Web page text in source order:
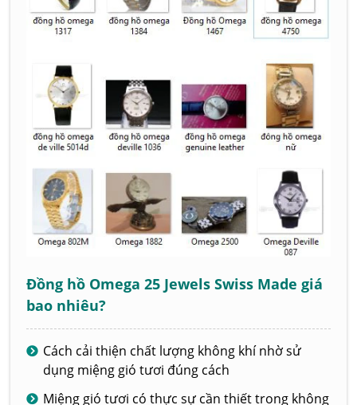
Đồng hồ Omega 25 Jewels Swiss Made giá
bao nhiêu?
Cách cải thiện chất lượng không khí nhờ sử
dụng miệng gió tươi đúng cách
Miệng gió tươi có thực sự cần thiết trong không